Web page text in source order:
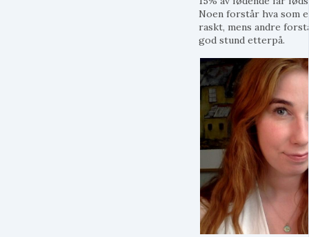
Noen forstår hva som
raskt, mens andre
god stund etterpå.